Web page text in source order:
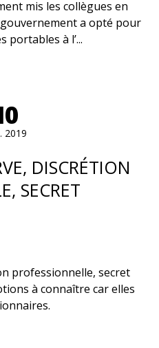
mis les collègues en
a opté pour
portables à l’...
2019
DISCRÉTION
SECRET
professionnelle, secret
à connaître car elles